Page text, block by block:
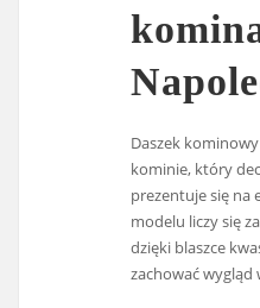
Daszek
kominie, który
prezentuje się na
modelu liczy się
dzięki blaszce
zachować